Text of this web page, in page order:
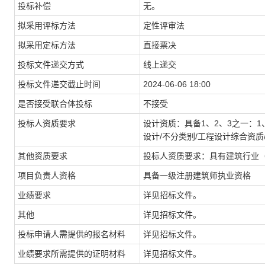
投标补偿 无。
拟采用评标方法 定性评审法
拟采用定标方法 直接票决
投标文件递交方式 线上递交
投标文件递交截止时间 2024-06-06 18:00
是否接受联合体投标 不接受
投标人资质要求
设计资质：具备1、2、3之一：
设计/不分类别/工程设计综合资
其他资质要求 投标人资质要求：具有建筑行业
项目负责人资格 具备一级注册建筑师执业资格
业绩要求 详见招标文件。
其他 详见招标文件。
投标申请人需提供的报名材料 详见招标文件。
业绩要求所需提供的证明材料 详见招标文件。